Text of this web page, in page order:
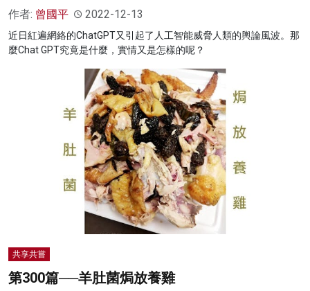
作者: 曾國平 2022-12-13
近日紅遍網絡的ChatGPT又引起了人工智能威脅人類的輿論風波。那
麼Chat GPT究竟是什麼，實情又是怎樣的呢？
共享共嘗
第300篇──羊肚菌焗放養雞